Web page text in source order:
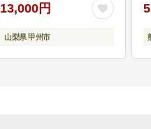
13,000円
山梨県 甲州市